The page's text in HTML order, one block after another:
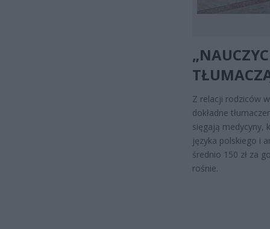
Z relacji rodziców
dokładne
sięgają medycyny,
języka polskiego i
średnio 150 zł za
rośnie.